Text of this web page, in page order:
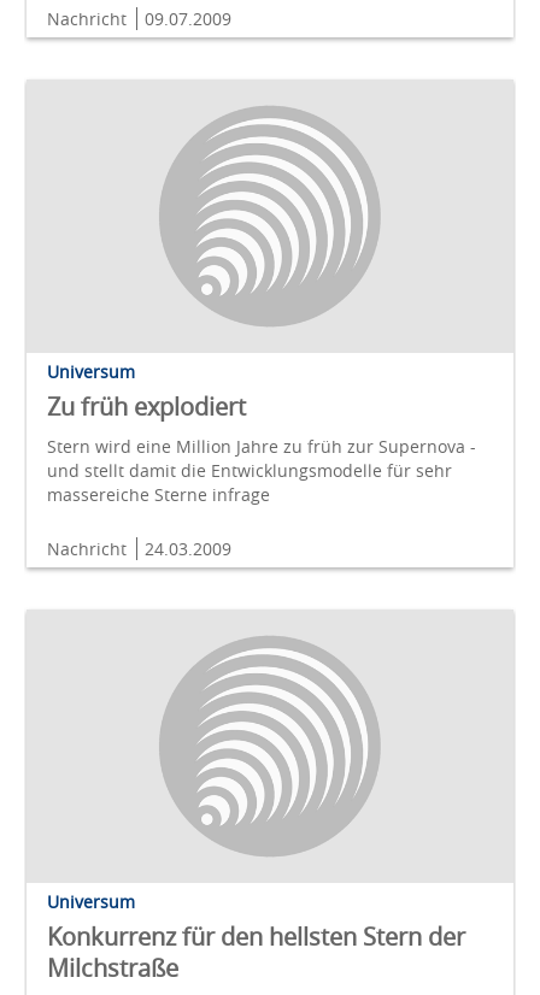
Nachricht 09.07.2009
Universum
Zu früh explodiert
Stern wird eine Million Jahre zu früh zur Supernova -
und stellt damit die Entwicklungsmodelle für sehr
massereiche Sterne infrage
Nachricht 24.03.2009
Universum
Konkurrenz für den hellsten Stern der
Milchstraße